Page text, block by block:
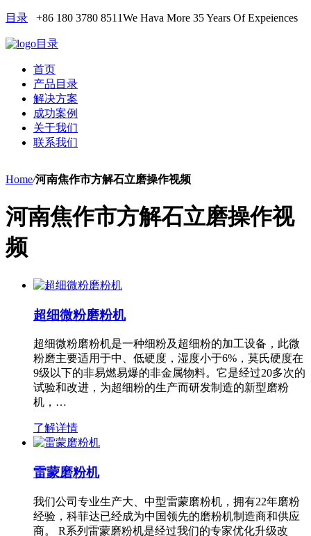
目录 +86 180 3780 8511We Hava More 35 Years Of Expeiences
目录
首页
产品目录
解决方案
成功案例
关于我们
联系我们
Home/河南焦作市方解石立磨操作视频
河南焦作市方解石立磨操作视
频
超细微粉磨粉机
超细微粉磨粉机是一种细粉及超细粉的加工设备，此微
粉磨主要适用于中、低硬度，湿度小于6%，莫氏硬度在
9级以下的非易燃易爆的非金属物料。它是经过20多次的
试验和改进，为超细粉的生产而研发制造的新型磨粉
机，…
了解详情
雷蒙磨粉机
我们公司专业生产大、中型雷蒙磨粉机，拥有22年磨粉
经验，科菲达已经成为中国领先的磨粉机制造商和供应
商。 R系列雷蒙磨粉机是经过我们的专家优化升级改